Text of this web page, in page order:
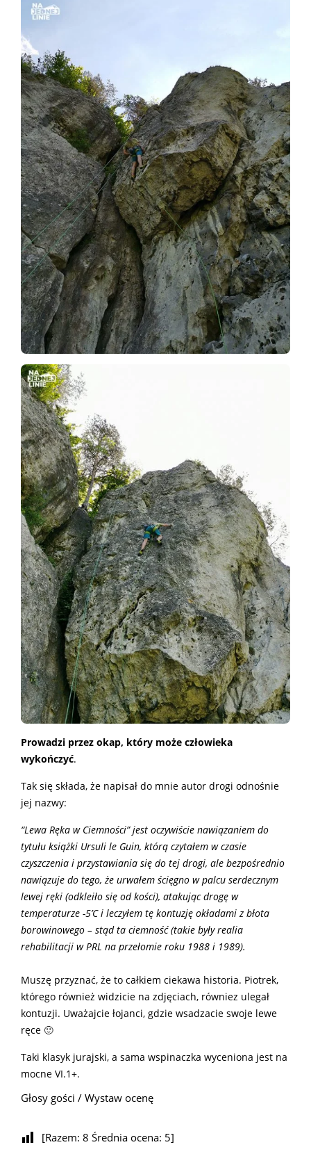
Prowadzi przez okap, który może człowieka
wykończyć.
Tak się składa, że napisał do mnie autor drogi odnośnie
jej nazwy:
“Lewa Ręka w Ciemności” jest oczywiście nawiązaniem do
tytułu książki Ursuli le Guin, którą czytałem w czasie
czyszczenia i przystawiania się do tej drogi, ale bezpośrednio
nawiązuje do tego, że urwałem ścięgno w palcu serdecznym
lewej ręki (odkleiło się od kości), atakując drogę w
temperaturze -5’C i leczyłem tę kontuzję okładami z błota
borowinowego – stąd ta ciemność (takie były realia
rehabilitacji w PRL na przełomie roku 1988 i 1989).
Muszę przyznać, że to całkiem ciekawa historia. Piotrek,
którego również widzicie na zdjęciach, równiez ulegał
kontuzji. Uważajcie łojanci, gdzie wsadzacie swoje lewe
ręce 🙂
Taki klasyk jurajski, a sama wspinaczka wyceniona jest na
mocne VI.1+.
Głosy gości / Wystaw ocenę
[Razem: 8 Średnia ocena: 5]